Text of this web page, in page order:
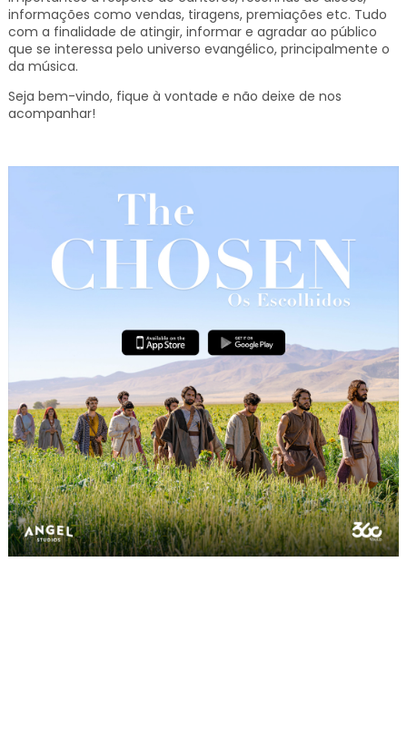
informações como vendas, tiragens, premiações etc. Tudo
com a finalidade de atingir, informar e agradar ao público
que se interessa pelo universo evangélico, principalmente o
da música.
Seja bem-vindo, fique à vontade e não deixe de nos
acompanhar!